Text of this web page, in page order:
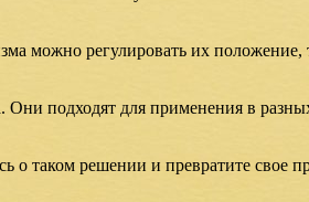
можно регулировать их положение,
Они подходят для применения в
о таком решении и превратите свое